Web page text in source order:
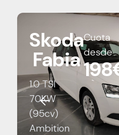
Skoda
Fabia
1.0 TSI
70KW
(95cv)
Ambition
Cuota
desde